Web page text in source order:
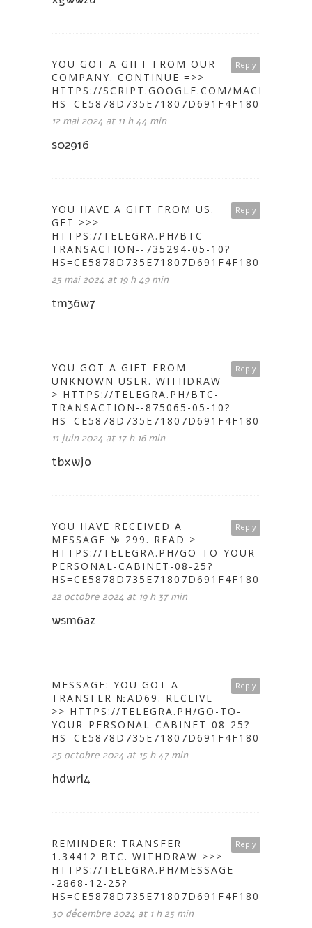
Reply
YOU GOT A GIFT FROM OUR
COMPANY. CONTINUE =>>
HTTPS://SCRIPT.GOOGLE.COM/MACROS/S/
HS=CE5878D735E71807D691F4F1802A646C&
12 mai 2024 at 11 h 44 min
s02916
Reply
YOU HAVE A GIFT FROM US.
GET >>>
HTTPS://TELEGRA.PH/BTC-
TRANSACTION--735294-05-10?
HS=CE5878D735E71807D691F4F1802A646C&
25 mai 2024 at 19 h 49 min
tm36w7
Reply
YOU GOT A GIFT FROM
UNKNOWN USER. WITHDRАW
> HTTPS://TELEGRA.PH/BTC-
TRANSACTION--875065-05-10?
HS=CE5878D735E71807D691F4F1802A646C&
11 juin 2024 at 17 h 16 min
tbxwjo
Reply
YOU HAVE RECEIVED A
MESSAGE № 299. READ >
HTTPS://TELEGRA.PH/GO-TO-YOUR-
PERSONAL-CABINET-08-25?
HS=CE5878D735E71807D691F4F1802A646C&
22 octobre 2024 at 19 h 37 min
wsm6az
Reply
MESSAGE: YOU GOT A
TRANSFER №AD69. RECEIVE
>> HTTPS://TELEGRA.PH/GO-TO-
YOUR-PERSONAL-CABINET-08-25?
HS=CE5878D735E71807D691F4F1802A646C&
25 octobre 2024 at 15 h 47 min
hdwrl4
Reply
REMINDER: TRANSFER
1.34412 BTC. WITHDRAW >>>
HTTPS://TELEGRA.PH/MESSAGE-
-2868-12-25?
HS=CE5878D735E71807D691F4F1802A646C&
30 décembre 2024 at 1 h 25 min